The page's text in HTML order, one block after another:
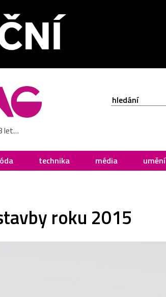
let…
technika média umění
roku 2015